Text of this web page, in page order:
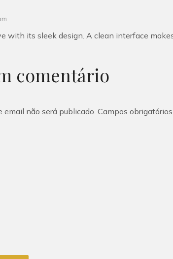
with its sleek design. A clean interface
comentário
email não será publicado. Campos